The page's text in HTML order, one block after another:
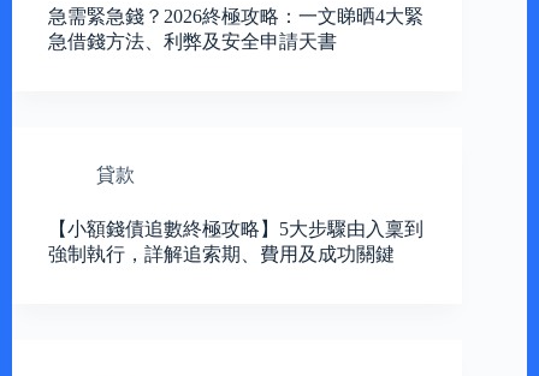
急需緊急錢？2026終極攻略：一文睇晒4大緊
急借錢方法、利弊及安全申請天書
貸款
【小額錢債追數終極攻略】5大步驟由入稟到
強制執行，詳解追索期、費用及成功關鍵